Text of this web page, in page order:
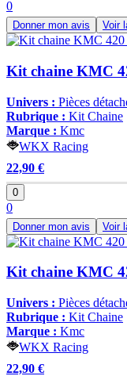
0
Donner mon avis Voir
Kit chaine KMC
Univers : Pièces
Rubrique : Kit Chaine
Marque : Kmc
WKX Racing
22,90 €
0
0
Donner mon avis Voir
Kit chaine KMC
Univers : Pièces
Rubrique : Kit Chaine
Marque : Kmc
WKX Racing
22,90 €